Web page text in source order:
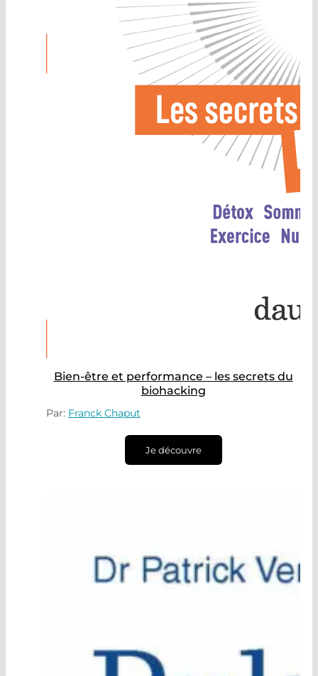
Bien-être et performance – les secrets du
biohacking
Par: Franck Chaput
Je découvre